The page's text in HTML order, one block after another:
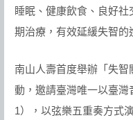
睡眠、健康飲食、良好
期治療，有效延緩失智的
南山人壽首度舉辦「失
動，邀請臺灣唯一以臺
1），以弦樂五重奏方式